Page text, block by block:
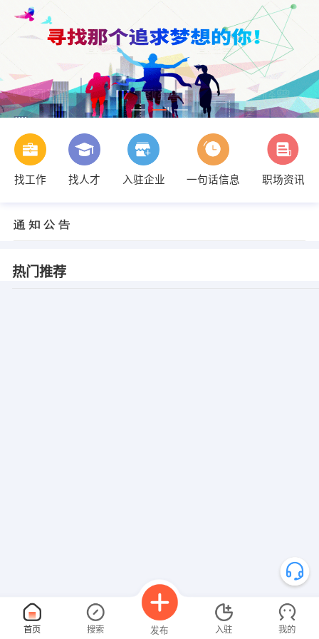
找工作 找人才 入驻企业 一句话信息 职场资讯
热门推荐
首页 搜索 发布 入驻 我的